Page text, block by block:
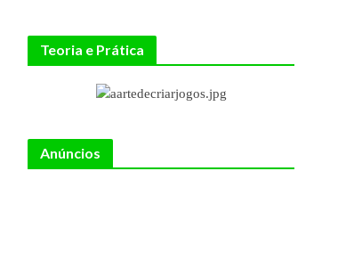
Teoria e Prática
Anúncios